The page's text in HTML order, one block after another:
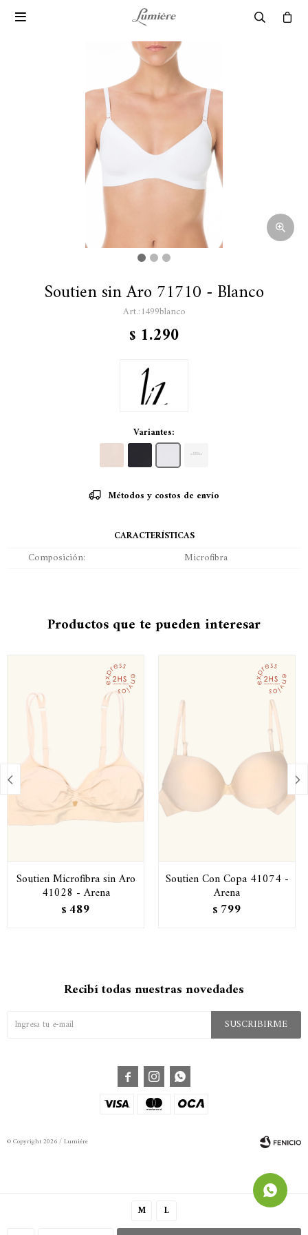

Soutien sin Aro 71710 - Blanco
1499blanco
$ 1.290
Variantes:
M
L
Métodos y costos de envío
CARACTERÍSTICAS
Composición Microfibra
Productos que te pueden interesar
Soutien Microfibra sin Aro
41028 - Arena
$ 489
Soutien Con Copa 41074 -
Arena
$ 799
 
Recibí todas nuestras novedades
SUSCRIBIRME
  
© Copyright 2026 / Lumiére